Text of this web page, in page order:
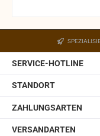
SERVICE-HOTLINE
STANDORT
ZAHLUNGSARTEN
VERSANDARTEN